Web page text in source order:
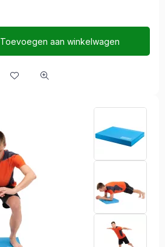
Toevoegen aan winkelwagen